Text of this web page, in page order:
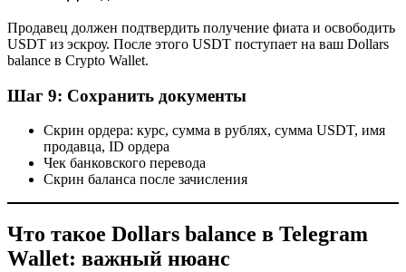
Продавец должен подтвердить получение фиата и освободить
USDT из эскроу. После этого USDT поступает на ваш Dollars
balance в Crypto Wallet.
Шаг 9: Сохранить документы
Скрин ордера: курс, сумма в рублях, сумма USDT, имя
продавца, ID ордера
Чек банковского перевода
Скрин баланса после зачисления
Что такое Dollars balance в Telegram
Wallet: важный нюанс